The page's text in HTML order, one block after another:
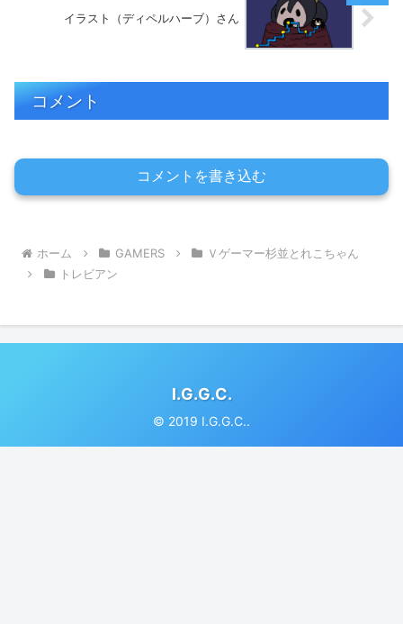
イラスト（ディペルハーブ）さん
コメント
コメントを書き込む
ホーム GAMERS
Ｖゲーマー杉並とれこちゃん
トレビアン
I.G.G.C.
© 2019 I.G.G.C..